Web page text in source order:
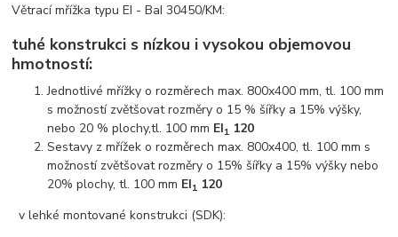
Větrací mřížka typu EI - BaI 30450/KM:
tuhé konstrukci s nízkou i vysokou objemovou
hmotností:
Jednotlivé mřížky o rozměrech max. 800x400 mm, tl. 100 mm
s možností zvětšovat rozměry o 15 % šířky a 15% výšky,
nebo 20 % plochy,tl. 100 mm EI1 120
Sestavy z mřížek o rozměrech max. 800x400, tl. 100 mm s
možností zvětšovat rozměry o 15% šířky a 15% výšky nebo
20% plochy, tl. 100 mm EI1 120
v lehké montované konstrukci (SDK):